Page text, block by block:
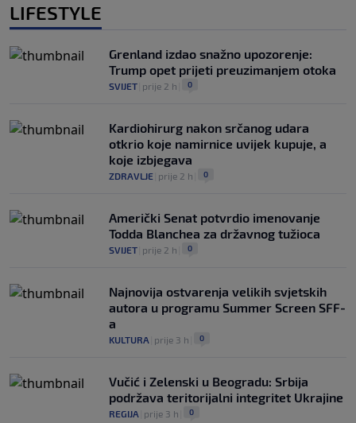
LIFESTYLE
Grenland izdao snažno upozorenje:
Trump opet prijeti preuzimanjem otoka
SVIJET prije 2 h 0
Kardiohirurg nakon srčanog udara
otkrio koje namirnice uvijek kupuje, a
koje izbjegava
ZDRAVLJE prije 2 h 0
Američki Senat potvrdio imenovanje
Todda Blanchea za državnog tužioca
SVIJET prije 2 h 0
Najnovija ostvarenja velikih svjetskih
autora u programu Summer Screen SFF-
a
KULTURA prije 3 h 0
Vučić i Zelenski u Beogradu: Srbija
podržava teritorijalni integritet Ukrajine
REGIJA prije 3 h 0